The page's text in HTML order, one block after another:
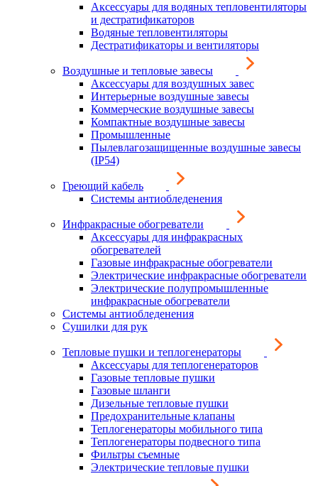
Аксессуары для водяных тепловентиляторы
и дестратификаторов
Водяные тепловентиляторы
Дестратификаторы и вентиляторы
Воздушные и тепловые завесы
Аксессуары для воздушных завес
Интерьерные воздушные завесы
Коммерческие воздушные завесы
Компактные воздушные завесы
Промышленные
Пылевлагозащищенные воздушные завесы
(IP54)
Греющий кабель
Системы антиобледенения
Инфракрасные обогреватели
Аксессуары для инфракрасных
обогревателей
Газовые инфракрасные обогреватели
Электрические инфракрасные обогреватели
Электрические полупромышленные
инфракрасные обогреватели
Системы антиобледенения
Сушилки для рук
Тепловые пушки и теплогенераторы
Аксессуары для теплогенераторов
Газовые тепловые пушки
Газовые шланги
Дизельные тепловые пушки
Предохранительные клапаны
Теплогенераторы мобильного типа
Теплогенераторы подвесного типа
Фильтры съемные
Электрические тепловые пушки